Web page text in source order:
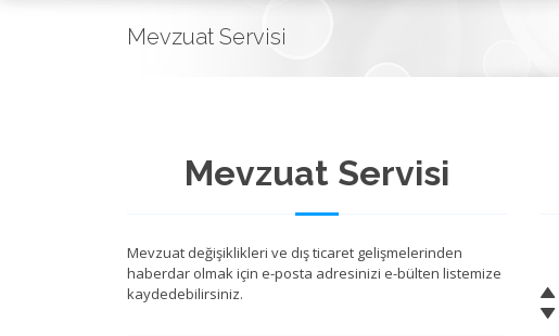
Mevzuat Servisi
Mevzuat Servisi
Mevzuat değişiklikleri ve dış ticaret gelişmelerinden
haberdar olmak için e-posta adresinizi e-bülten listemize
kaydedebilirsiniz.